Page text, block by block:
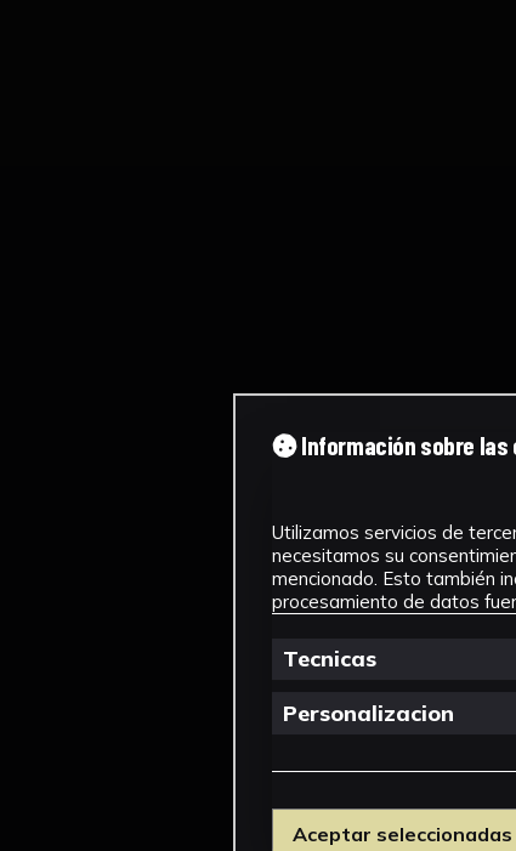
Información sobre las
Utilizamos servicios de
necesitamos su
mencionado. Esto también
procesamiento de datos
Tecnicas
Personalizacion
Aceptar seleccionadas